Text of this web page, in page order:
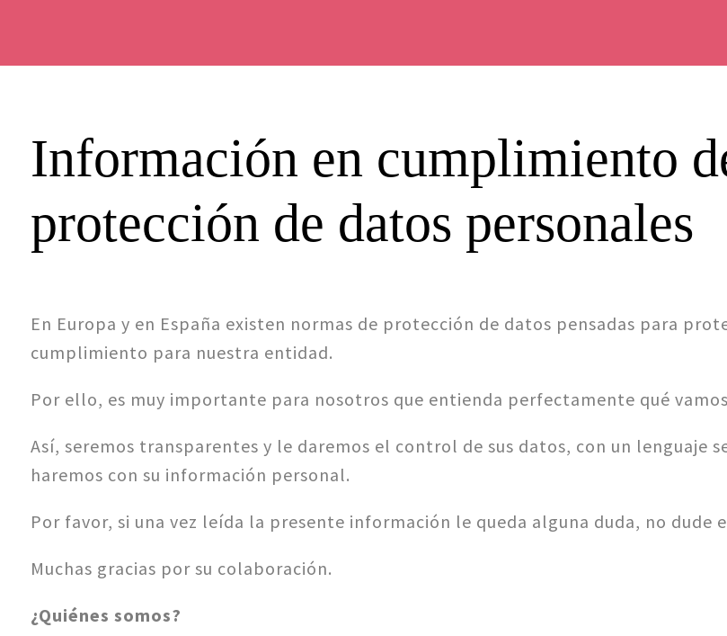
Información en cumplimiento
protección de datos personales
En Europa y en España existen normas de protección de datos pensadas para
cumplimiento para nuestra entidad.
Por ello, es muy importante para nosotros que entienda perfectamente qué
Así, seremos transparentes y le daremos el control de sus datos, con un lenguaje
haremos con su información personal.
Por favor, si una vez leída la presente información le queda alguna duda, no dude
Muchas gracias por su colaboración.
¿Quiénes somos?